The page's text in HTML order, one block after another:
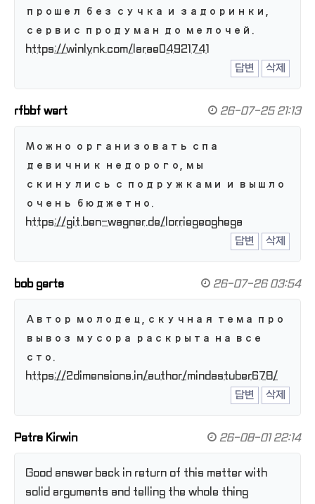
прошел без сучка и задоринки,
сервис продуман до мелочей.
https://winlynk.com/larae04921741
답변
삭제
rfbbf wert 26-07-25 21:13
Можно организовать спа
девичник недорого, мы
скинулись с подружками и вышло
очень бюджетно.
https://git.ben-wagner.de/lorriegeoghega
답변
삭제
bob gerts 26-07-26 03:54
Автор молодец, скучная тема про
вывоз мусора раскрыта на все
сто.
https://2dimensions.in/author/mindastuber678/
답변
삭제
Petra Kirwin 26-08-01 22:14
Good answer back in return of this matter with
solid arguments and telling the whole thing